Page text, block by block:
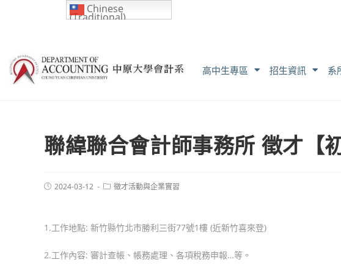
高中生專區 招生資訊 系
聯緯聯合會計師事務所 徵才【
2024-03-12 徵才活動與企業實習
1.工作地點: 新竹縣竹北市勝利三街77號1樓 (近新竹喜來登)
2.工作內容: 審計查帳、帳務處理、各項稅務申報…等。
Chinese
(Traditional)